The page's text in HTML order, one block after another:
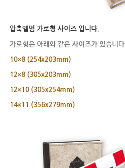
압축앨범 가로형 사이즈 입니다.
가로형은 아래와 같은 사이즈가 있습니다.
10×8 (254x203mm)
12×8 (305x203mm)
12×10 (305x254mm)
14×11 (356x279mm)